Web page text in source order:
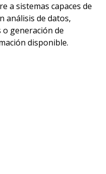
a sistemas capaces de
análisis de datos,
generación de
disponible.